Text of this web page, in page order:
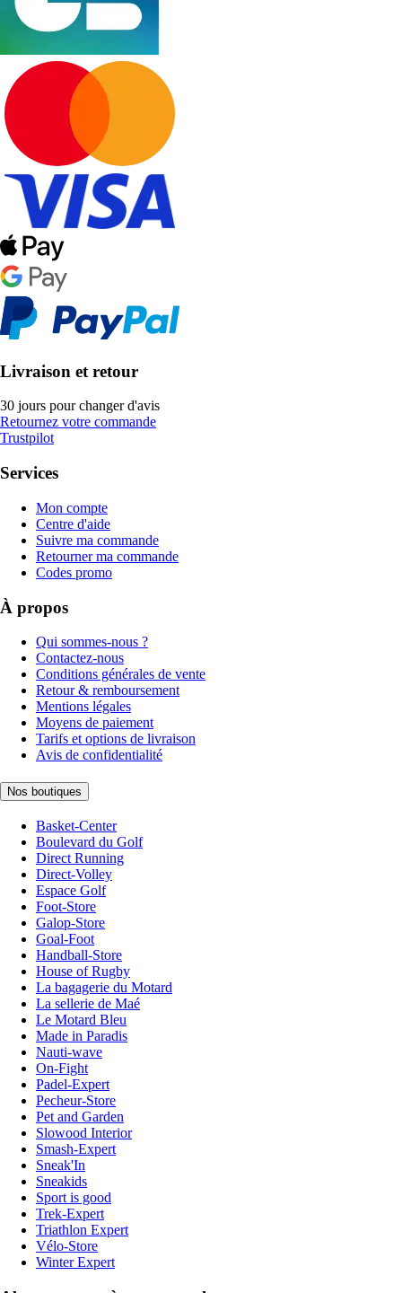
Livraison et retour
30 jours pour changer d'avis
Retournez votre commande
Trustpilot
Services
Mon compte
Centre d'aide
Suivre ma commande
Retourner ma commande
Codes promo
À propos
Qui sommes-nous ?
Contactez-nous
Conditions générales de vente
Retour & remboursement
Mentions légales
Moyens de paiement
Tarifs et options de livraison
Avis de confidentialité
Nos boutiques
Basket-Center
Boulevard du Golf
Direct Running
Direct-Volley
Espace Golf
Foot-Store
Galop-Store
Goal-Foot
Handball-Store
House of Rugby
La bagagerie du Motard
La sellerie de Maé
Le Motard Bleu
Made in Paradis
Nauti-wave
On-Fight
Padel-Expert
Pecheur-Store
Pet and Garden
Slowood Interior
Smash-Expert
Sneak'In
Sneakids
Sport is good
Trek-Expert
Triathlon Expert
Vélo-Store
Winter Expert